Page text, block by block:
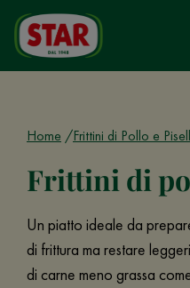
Home Frittini di Pollo e
Frittini di
Un piatto ideale da
di frittura ma restare
di carne meno grassa